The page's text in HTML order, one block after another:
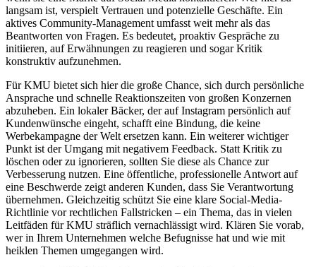
langsam ist, verspielt Vertrauen und potenzielle Geschäfte. Ein
aktives Community-Management umfasst weit mehr als das
Beantworten von Fragen. Es bedeutet, proaktiv Gespräche zu
initiieren, auf Erwähnungen zu reagieren und sogar Kritik
konstruktiv aufzunehmen.
Für KMU bietet sich hier die große Chance, sich durch persönliche
Ansprache und schnelle Reaktionszeiten von großen Konzernen
abzuheben. Ein lokaler Bäcker, der auf Instagram persönlich auf
Kundenwünsche eingeht, schafft eine Bindung, die keine
Werbekampagne der Welt ersetzen kann. Ein weiterer wichtiger
Punkt ist der Umgang mit negativem Feedback. Statt Kritik zu
löschen oder zu ignorieren, sollten Sie diese als Chance zur
Verbesserung nutzen. Eine öffentliche, professionelle Antwort auf
eine Beschwerde zeigt anderen Kunden, dass Sie Verantwortung
übernehmen. Gleichzeitig schützt Sie eine klare Social-Media-
Richtlinie vor rechtlichen Fallstricken – ein Thema, das in vielen
Leitfäden für KMU sträflich vernachlässigt wird. Klären Sie vorab,
wer in Ihrem Unternehmen welche Befugnisse hat und wie mit
heiklen Themen umgegangen wird.